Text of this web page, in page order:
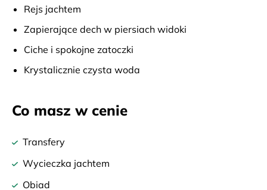
Rejs jachtem
Zapierające dech w piersiach widoki
Ciche i spokojne zatoczki
Krystalicznie czysta woda
Co masz w cenie
Transfery
Wycieczka jachtem
Obiad